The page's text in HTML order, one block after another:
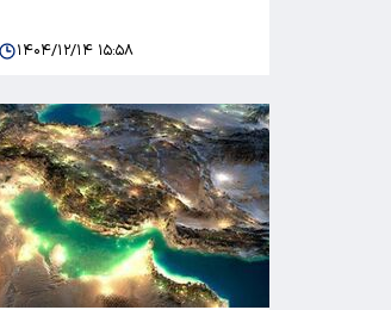
۱۴۰۴/۱۲/۱۴ ۱۵:۵۸